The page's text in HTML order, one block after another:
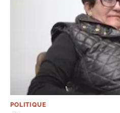
POLITIQUE